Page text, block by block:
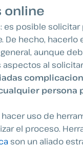
online
es posible
De hecho,
aunque
aspectos al
persona
uso de
el proceso.
son un aliado